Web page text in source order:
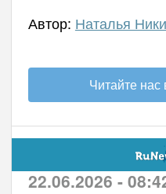
Автор: Наталья
Читайте нас
22.06.2026 -